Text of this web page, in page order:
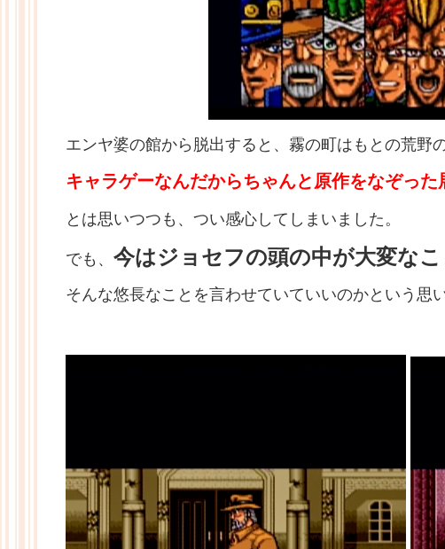
エンヤ婆の館から脱出すると、霧の町はもとの荒野
キャラゲーなんだからちゃんと原作をなぞった
とは思いつつ も、つい感心してしまいました。
でも、 今はジョセフの頭の中が大変な
そんな悠長なことを言わせていていいのかという思